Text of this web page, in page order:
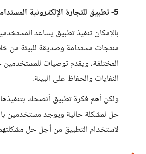
5- تطبيق للتجارة الإلكترونية المستدامة
بالإمكان تنفيذ تطبيق يساعد
منتجات مستدامة وصديقة للبيئة من
المختلفة، ويقدم توصيات
النفايات والحفاظ على البيئة.
ولكن أهم فكرة تطبيق أنصحك
حل لمشكلة حالية ويوجد مستخدمين
لاستخدام التطبيق من أجل حل